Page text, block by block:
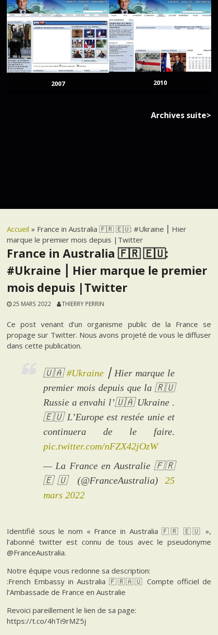
2007 2010
Archives suite>
Accueil » France in Australia 🇫🇷 🇪🇺: #Ukraine ⎮ Hier
marque le premier mois depuis |Twitter
France in Australia 🇫🇷 🇪🇺:
#Ukraine ⎮ Hier marque le premier
mois depuis |Twitter
25 MARS 2022 THIERRY PERRIN
Ce post venant d’un organisme public de la France se
propage sur Twitter. Nous avons projeté de vous le diffuser
dans cette publication.
🇺🇦#Ukraine ⎮ Hier marque le
premier mois depuis que la 🇷🇺
Russie a envahi l’🇺🇦 Ukraine .
🇪🇺 L’Europe est restée unie et
continuera de le faire.
pic.twitter.com/nFZX42jOzW
— La France en Australie 🇫🇷
🇪🇺 (@FranceAustralia) 25
mars 2022
Identifié sous le nom « France in Australia 🇫🇷 🇪🇺 »,
l’abonné twitter est connu de tous avec le pseudonyme
@FranceAustralia.
Notre équipe vous redonne sa description:
:French Embassy in Australia 🇫🇷🇦🇺 Compte officiel de
l’Ambassade de France en Australie
Revoici pareillement le lien de sa page:
https://t.co/4hTi9rMZ5j